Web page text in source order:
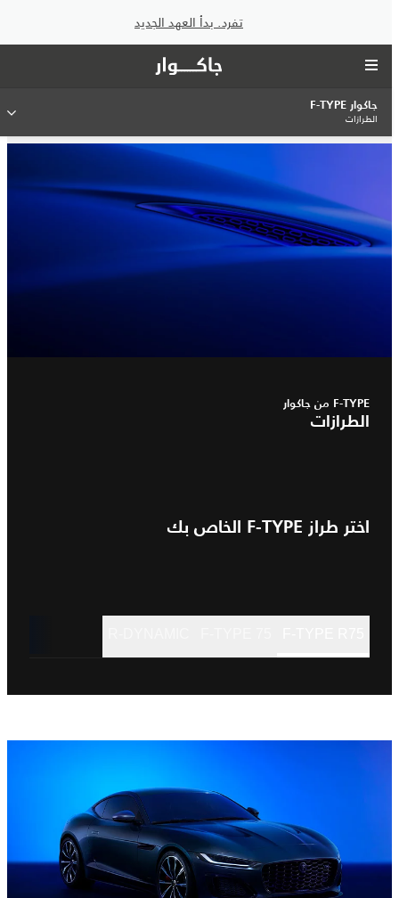
تفرد. بدأ العهد الجديد
جاكوار F-TYPE
الطرازات
F-TYPE من جاكوار
الطرازات
اختر طراز F-TYPE الخاص بك